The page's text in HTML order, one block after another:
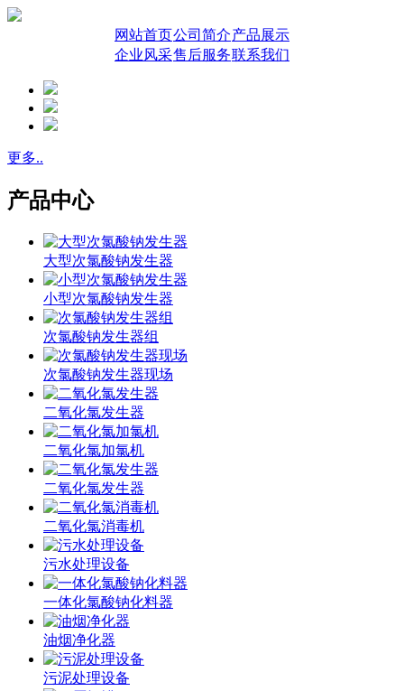
网站首页公司简介产品展示
企业风采售后服务联系我们
更多..
产品中心
大型次氯酸钠发生器
小型次氯酸钠发生器
次氯酸钠发生器组
次氯酸钠发生器现场
二氧化氯发生器
二氧化氯加氯机
二氧化氯发生器
二氧化氯消毒机
污水处理设备
一体化氯酸钠化料器
油烟净化器
污泥处理设备